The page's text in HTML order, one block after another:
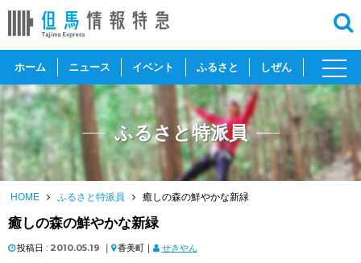
ホーム ニュース イベント ふるさと しぜん
toggle
ふるさと特派員
HOME ふるさと特派員 癒しの森の鮮やかな新緑
癒しの森の鮮やかな新緑
投稿日 : 2010.05.19 ｜ 香美町｜ せきやん